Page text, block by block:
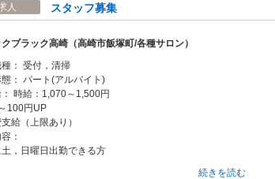
人 スタッフ募集
ブラック高崎（高崎市飯塚町/各種サロン）
： 受付，清掃
態： パート(アルバイト)
時給：1,070～1,500円
100円UP
給（上限あり）
：
土，日曜日出勤できる方
続きを読む